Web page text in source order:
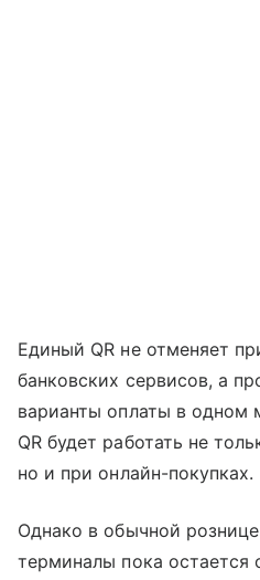
Единый QR не отменяет
банковских сервисов, а
варианты оплаты в одном
QR будет работать не
но и при онлайн-покупках.
Однако в обычной
терминалы пока